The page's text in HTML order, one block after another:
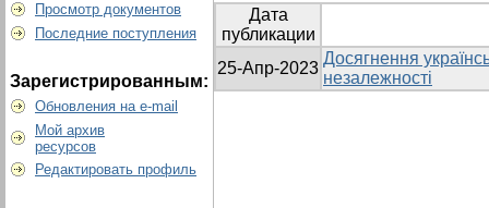
Просмотр документов
Последние поступления
Зарегистрированным:
Обновления на e-mail
Мой архив
ресурсов
Редактировать профиль
Дата
публикации
25-Апр-2023
Досягнення
незалежності